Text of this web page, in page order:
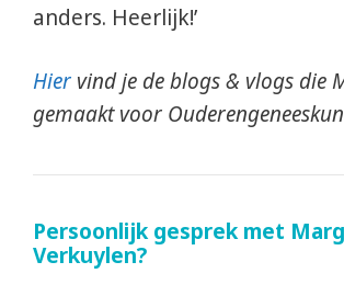
anders. Heerlijk!’
Hier vind je de blogs & vlogs die
gemaakt voor
Persoonlijk gesprek met
Verkuylen?